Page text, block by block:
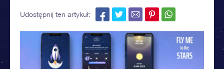
Udostępnij ten artykuł: